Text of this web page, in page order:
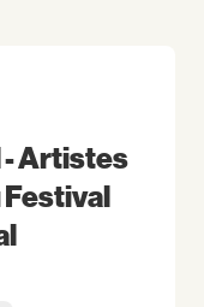
Artistes
Festival